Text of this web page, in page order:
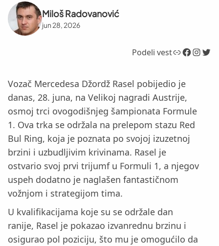
Miloš Radovanović
jun 28, 2026
Podeli vestLink Facebook InstagramTwitter
Vozač Mercedesa Džordž Rasel pobijedio je
danas, 28. juna, na Velikoj nagradi Austrije,
osmoj trci ovogodišnjeg šampionata Formule
1. Ova trka se održala na prelepom stazu Red
Bul Ring, koja je poznata po svojoj izuzetnoj
brzini i uzbudljivim krivinama. Rasel je
ostvario svoj prvi trijumf u Formuli 1, a njegov
uspeh dodatno je naglašen fantastičnom
vožnjom i strategijom tima.
U kvalifikacijama koje su se održale dan
ranije, Rasel je pokazao izvanrednu brzinu i
osigurao pol poziciju, što mu je omogućilo da